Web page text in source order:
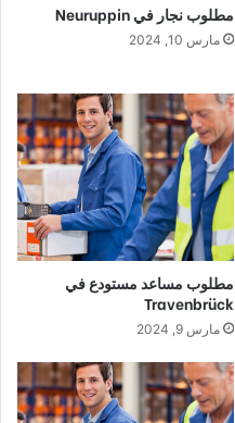
مطلوب نجار في Neuruppin
مارس 10, 2024
مطلوب مساعد مستودع في
Travenbrück
مارس 9, 2024